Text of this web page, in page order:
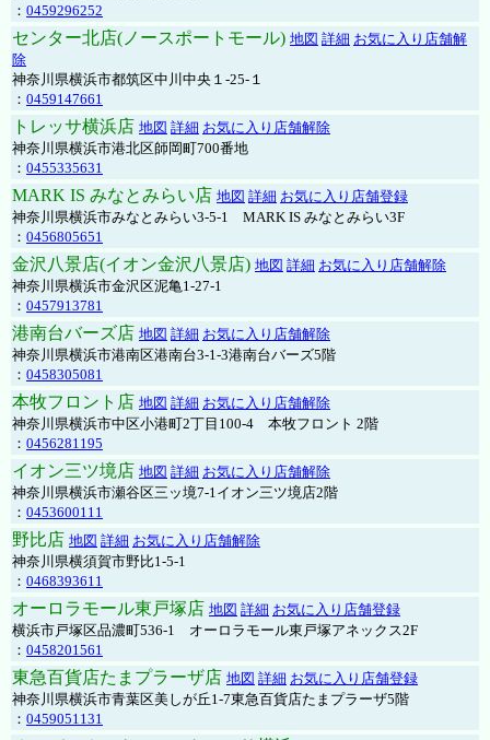
： 0459296252
センター北店(ノースポートモール) 地図 詳細 お気に入り店舗解
除
神奈川県横浜市都筑区中川中央１-25-１
： 0459147661
トレッサ横浜店 地図 詳細 お気に入り店舗解除
神奈川県横浜市港北区師岡町700番地
： 0455335631
MARK IS みなとみらい店 地図 詳細 お気に入り店舗登録
神奈川県横浜市みなとみらい3-5-1 MARK IS みなとみらい3F
： 0456805651
金沢八景店(イオン金沢八景店) 地図 詳細 お気に入り店舗解除
神奈川県横浜市金沢区泥亀1-27-1
： 0457913781
港南台バーズ店 地図 詳細 お気に入り店舗解除
神奈川県横浜市港南区港南台3-1-3港南台バーズ5階
： 0458305081
本牧フロント店 地図 詳細 お気に入り店舗解除
神奈川県横浜市中区小港町2丁目100-4 本牧フロント 2階
： 0456281195
イオン三ツ境店 地図 詳細 お気に入り店舗解除
神奈川県横浜市瀬谷区三ッ境7-1イオン三ツ境店2階
： 0453600111
野比店 地図 詳細 お気に入り店舗解除
神奈川県横須賀市野比1-5-1
： 0468393611
オーロラモール東戸塚店 地図 詳細 お気に入り店舗登録
横浜市戸塚区品濃町536-1 オーロラモール東戸塚アネックス2F
： 0458201561
東急百貨店たまプラーザ店 地図 詳細 お気に入り店舗登録
神奈川県横浜市青葉区美しが丘1-7東急百貨店たまプラーザ5階
： 0459051131